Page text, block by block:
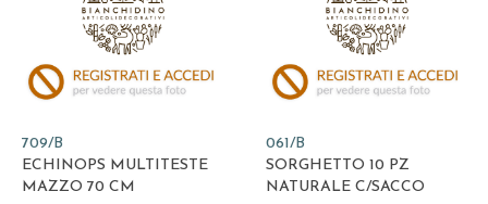
709/B
ECHINOPS MULTITESTE
MAZZO 70 CM
061/B
SORGHETTO 10 PZ
NATURALE C/SACCO